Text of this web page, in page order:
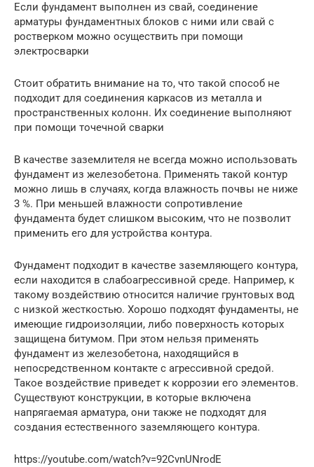
Если фундамент выполнен из свай, соединение
арматуры фундаментных блоков с ними или свай с
ростверком можно осуществить при помощи
электросварки
Стоит обратить внимание на то, что такой способ не
подходит для соединения каркасов из металла и
пространственных колонн. Их соединение выполняют
при помощи точечной сварки
В качестве заземлителя не всегда можно использовать
фундамент из железобетона. Применять такой контур
можно лишь в случаях, когда влажность почвы не ниже
3 %. При меньшей влажности сопротивление
фундамента будет слишком высоким, что не позволит
применить его для устройства контура.
Фундамент подходит в качестве заземляющего контура,
если находится в слабоагрессивной среде. Например, к
такому воздействию относится наличие грунтовых вод
с низкой жесткостью. Хорошо подходят фундаменты, не
имеющие гидроизоляции, либо поверхность которых
защищена битумом. При этом нельзя применять
фундамент из железобетона, находящийся в
непосредственном контакте с агрессивной средой.
Такое воздействие приведет к коррозии его элементов.
Существуют конструкции, в которые включена
напрягаемая арматура, они также не подходят для
создания естественного заземляющего контура.
https://youtube.com/watch?v=92CvnUNrodE